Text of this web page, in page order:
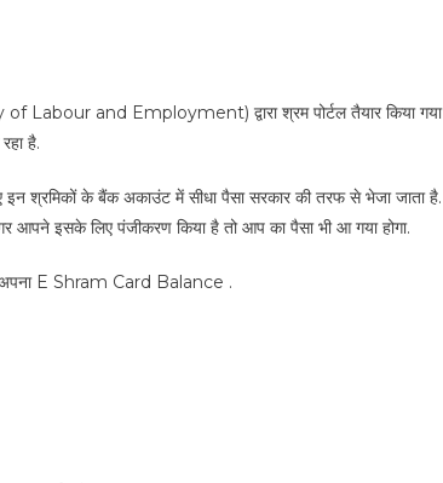
of Labour and Employment) द्वारा श्रम पोर्टल तैयार किया गया
है.
श्रमिकों के बैंक अकाउंट में सीधा पैसा सरकार की तरफ से भेजा जाता है.
आपने इसके लिए पंजीकरण किया है तो आप का पैसा भी आ गया होगा.
E Shram Card Balance .